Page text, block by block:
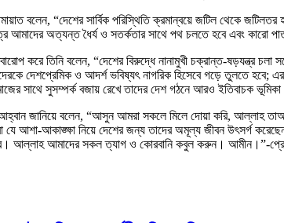
বলেন, “দেশের সার্বিক পরিস্থিতি ক্রমান্বয়ে জটিল থেকে
আমাদের অত্যন্ত ধৈর্য ও সতর্কতার সাথে পথ চলতে হবে এবং কারো
করে তিনি বলেন, “দেশের বিরুদ্ধে নানামুখী চক্রান্ত-ষড়যন্ত্র
দেশপ্রেমিক ও আদর্শ ভবিষ্যৎ নাগরিক হিসেবে গড়ে তুলতে
সাথে সুসম্পর্ক বজায় রেখে তাদের দেশ গঠনে আরও ইতিবাচক
আহ্বান জানিয়ে বলেন, “আসুন আমরা সকলে মিলে দোয়া করি, আল্লাহ
যে আশা-আকাঙ্ক্ষা নিয়ে দেশের জন্য তাদের অমূল্য জীবন উৎসর্গ
আল্লাহ আমাদের সকল ত্যাগ ও কোরবানি কবুল করুন। আমীন।”-